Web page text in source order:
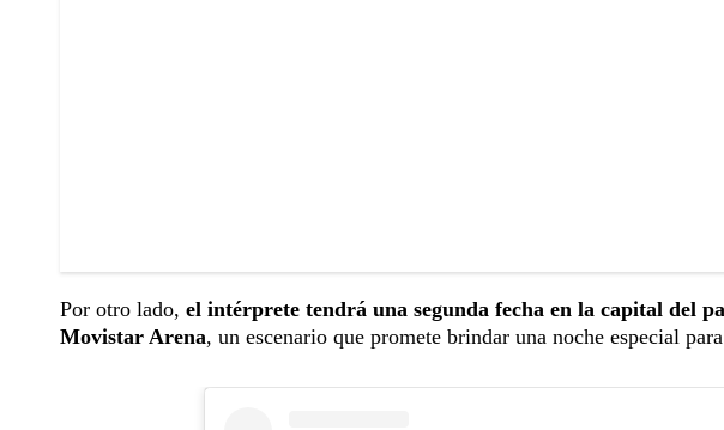
Por otro lado, el intérprete tendrá una segunda fecha en la capital del
Movistar Arena, un escenario que promete brindar una noche especial